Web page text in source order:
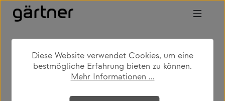
Zum Hauptinhalt springen
shop produkte wohnen stühle
Bildergalerie überspringen
Diese Website verwendet Cookies, um eine
bestmögliche Erfahrung bieten zu können.
Mehr Informationen ...